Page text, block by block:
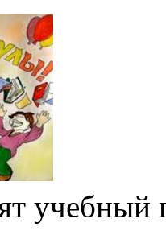
учебный